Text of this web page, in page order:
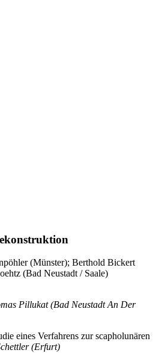
(Münster); Berthold Bickert
(Bad Neustadt / Saale)
Pillukat (Bad Neustadt An Der
eines Verfahrens zur scapholunären
(Erfurt)